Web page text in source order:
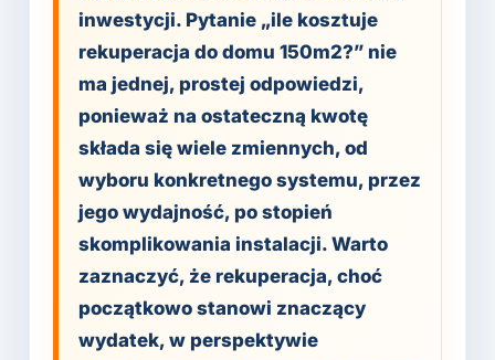
inwestycji. Pytanie „ile kosztuje
rekuperacja do domu 150m2?” nie
ma jednej, prostej odpowiedzi,
ponieważ na ostateczną kwotę
składa się wiele zmiennych, od
wyboru konkretnego systemu, przez
jego wydajność, po stopień
skomplikowania instalacji. Warto
zaznaczyć, że rekuperacja, choć
początkowo stanowi znaczący
wydatek, w perspektywie